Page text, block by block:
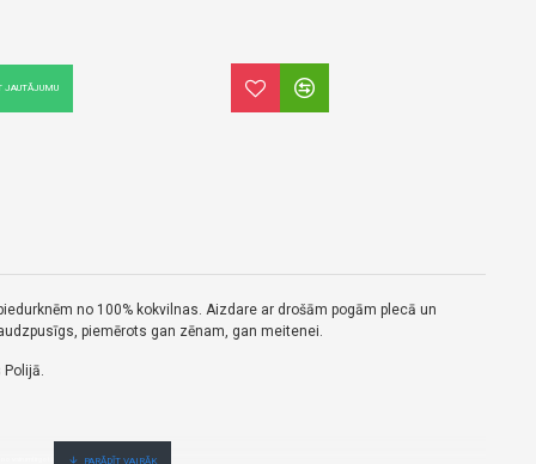
JAUTĀJUMU
no 100% kokvilnas. Aizdare ar drošām pogām plecā un
piemērots gan zēnam, gan meitenei.